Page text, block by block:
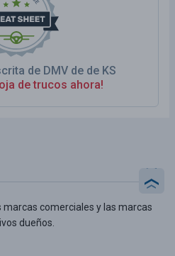
de DMV de de KS
de trucos ahora!
comerciales y las marcas
dueños.